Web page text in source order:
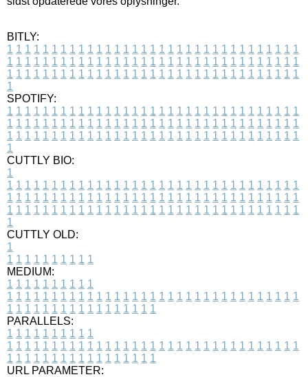
BITLY:
1 1 1 1 1 1 1 1 1 1 1 1 1 1 1 1 1 1 1 1 1 1 1 1 1 1 1 1 1 1 1 1 1
1 1 1 1 1 1 1 1 1 1 1 1 1 1 1 1 1 1 1 1 1 1 1 1 1 1 1 1 1 1 1 1 1
1 1 1 1 1 1 1 1 1 1 1 1 1 1 1 1 1 1 1 1 1 1 1 1 1 1 1 1 1 1 1 1 1
1
SPOTIFY:
1 1 1 1 1 1 1 1 1 1 1 1 1 1 1 1 1 1 1 1 1 1 1 1 1 1 1 1 1 1 1 1 1
1 1 1 1 1 1 1 1 1 1 1 1 1 1 1 1 1 1 1 1 1 1 1 1 1 1 1 1 1 1 1 1 1
1 1 1 1 1 1 1 1 1 1 1 1 1 1 1 1 1 1 1 1 1 1 1 1 1 1 1 1 1 1 1 1 1
1
CUTTLY BIO:
1
1 1 1 1 1 1 1 1 1 1 1 1 1 1 1 1 1 1 1 1 1 1 1 1 1 1 1 1 1 1 1 1 1
1 1 1 1 1 1 1 1 1 1 1 1 1 1 1 1 1 1 1 1 1 1 1 1 1 1 1 1 1 1 1 1 1
1 1 1 1 1 1 1 1 1 1 1 1 1 1 1 1 1 1 1 1 1 1 1 1 1 1 1 1 1 1 1 1 1
1
CUTTLY OLD:
1
1 1 1 1 1 1 1 1 1 1
MEDIUM:
1 1 1 1 1 1 1 1 1 1
1 1 1 1 1 1 1 1 1 1 1 1 1 1 1 1 1 1 1 1 1 1 1 1 1 1 1 1 1 1 1 1 1
1 1 1 1 1 1 1 1 1 1 1 1 1 1 1 1 1
PARALLELS:
1 1 1 1 1 1 1 1 1 1
1 1 1 1 1 1 1 1 1 1 1 1 1 1 1 1 1 1 1 1 1 1 1 1 1 1 1 1 1 1 1 1 1
1 1 1 1 1 1 1 1 1 1 1 1 1 1 1 1 1
URL PARAMETER: